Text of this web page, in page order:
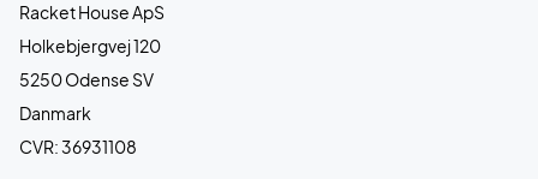
Racket House ApS
Holkebjergvej 120
5250 Odense SV
Danmark
CVR: 36931108